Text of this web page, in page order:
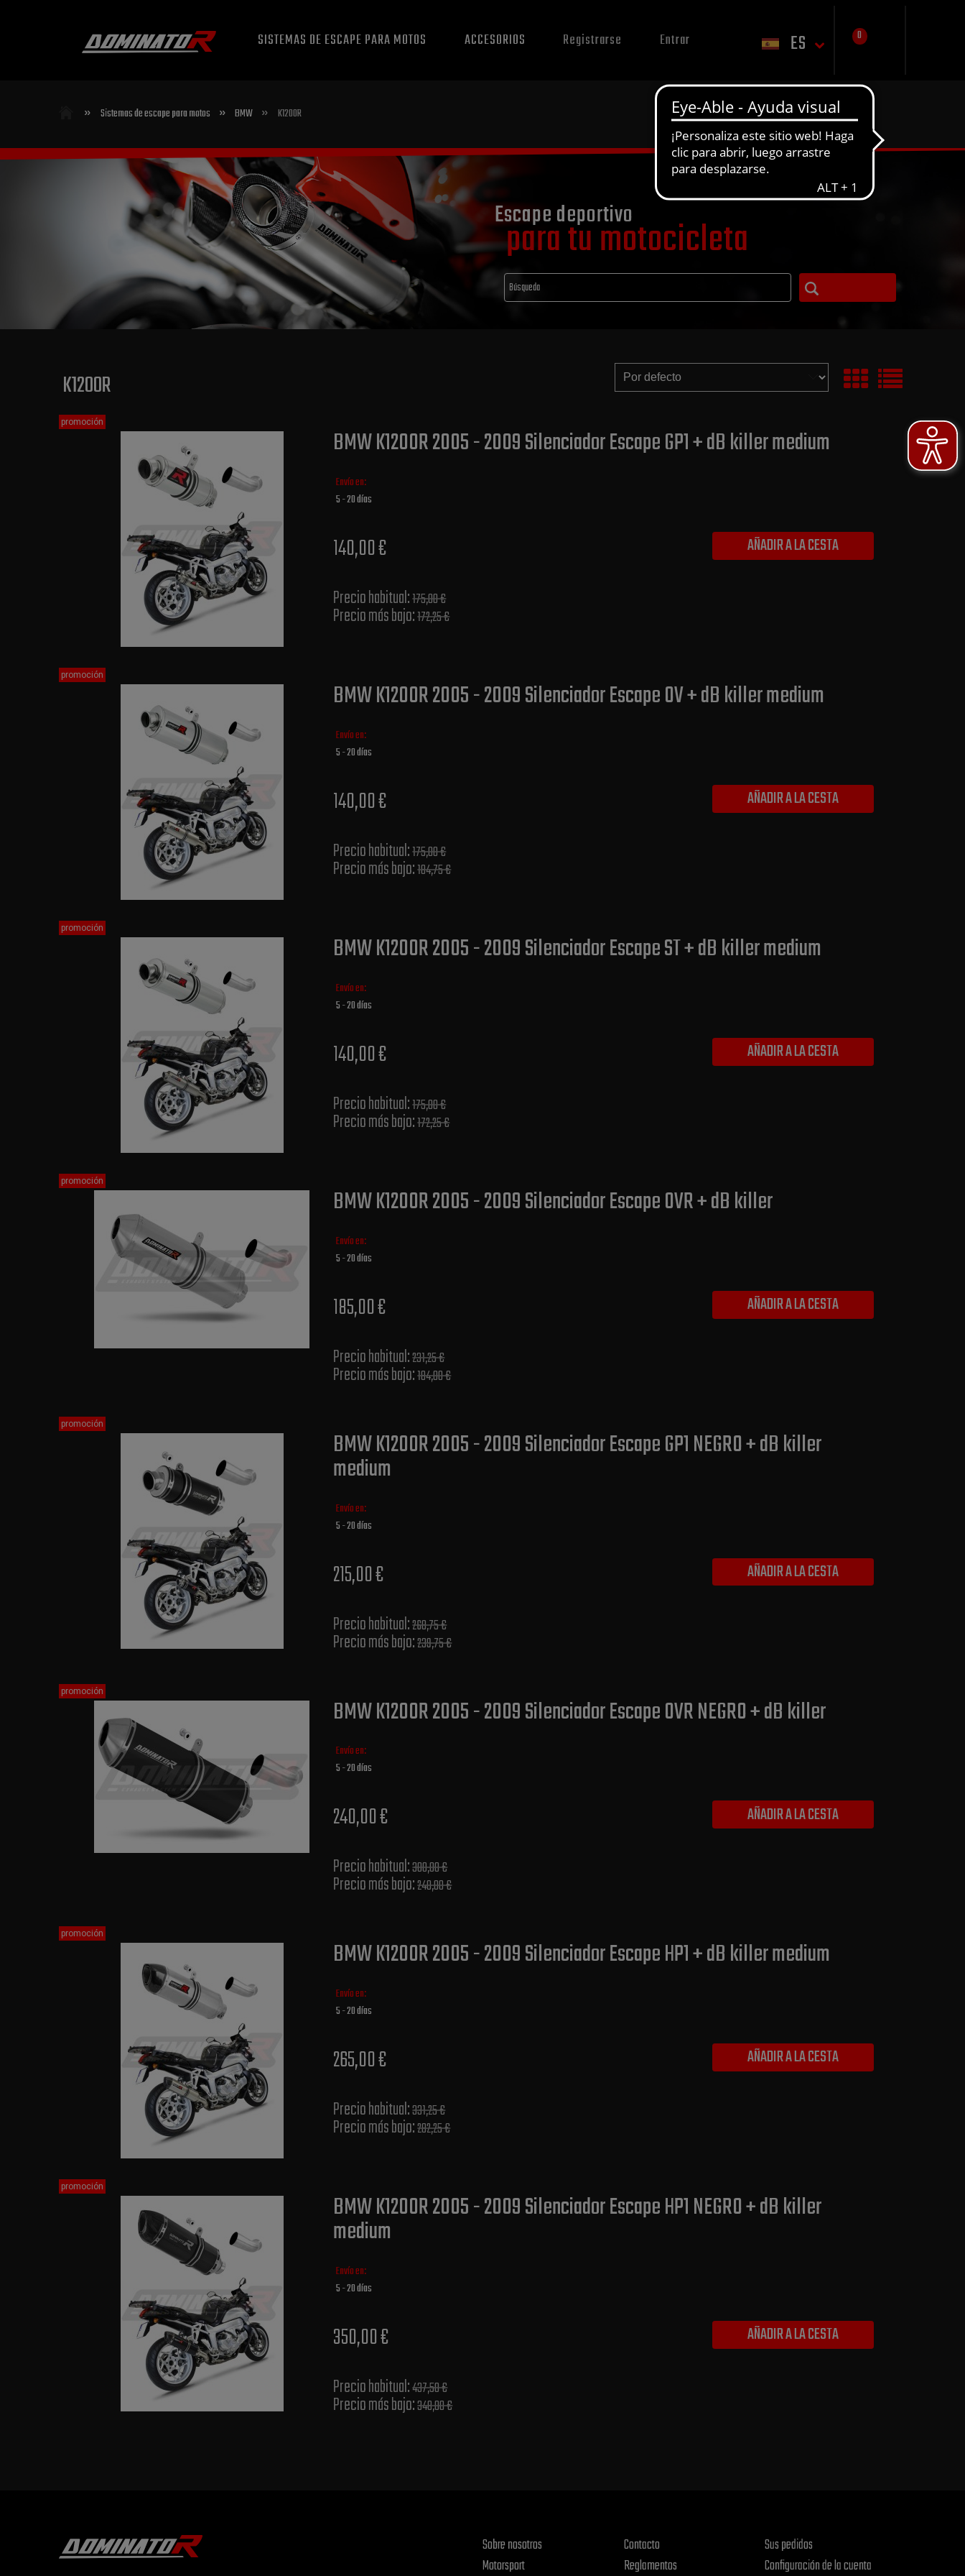
SISTEMAS DE ESCAPE PARA MOTOS ACCESORIOS Registrarse Entrar ES 0
» Sistemas de escape para motos » BMW » K1200R
Escape deportivo
para tu motocicleta
K1200R
BMW K1200R 2005 - 2009 Silenciador Escape GP1 + dB killer medium
Envío en:
5 - 20 días
140,00 €
Precio habitual​:175,00 €
Precio más bajo​:172,25 €
AÑADIR A LA CESTA
promoción
BMW K1200R 2005 - 2009 Silenciador Escape OV + dB killer medium
Envío en:
5 - 20 días
140,00 €
Precio habitual​:175,00 €
Precio más bajo​:184,75 €
AÑADIR A LA CESTA
promoción
BMW K1200R 2005 - 2009 Silenciador Escape ST + dB killer medium
Envío en:
5 - 20 días
140,00 €
Precio habitual​:175,00 €
Precio más bajo​:172,25 €
AÑADIR A LA CESTA
promoción
BMW K1200R 2005 - 2009 Silenciador Escape OVR + dB killer
Envío en:
5 - 20 días
185,00 €
Precio habitual​:231,25 €
Precio más bajo​:184,00 €
AÑADIR A LA CESTA
promoción
BMW K1200R 2005 - 2009 Silenciador Escape GP1 NEGRO + dB killer
medium
Envío en:
5 - 20 días
215,00 €
Precio habitual​:268,75 €
Precio más bajo​:239,75 €
AÑADIR A LA CESTA
promoción
BMW K1200R 2005 - 2009 Silenciador Escape OVR NEGRO + dB killer
Envío en:
5 - 20 días
240,00 €
Precio habitual​:300,00 €
Precio más bajo​:240,00 €
AÑADIR A LA CESTA
promoción
BMW K1200R 2005 - 2009 Silenciador Escape HP1 + dB killer medium
Envío en:
5 - 20 días
265,00 €
Precio habitual​:331,25 €
Precio más bajo​:282,25 €
AÑADIR A LA CESTA
promoción
BMW K1200R 2005 - 2009 Silenciador Escape HP1 NEGRO + dB killer
medium
Envío en:
5 - 20 días
350,00 €
Precio habitual​:437,50 €
Precio más bajo​:348,00 €
AÑADIR A LA CESTA
promoción
Sobre nosotros
Motorsport
Contacto
Reglamentos
Sus pedidos
Configuración de la cuenta